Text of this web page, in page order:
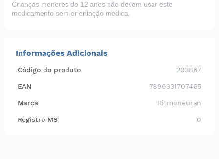
Crianças menores de 12 anos não devem usar este
medicamento sem orientação médica.
Informações Adicionais
Código do produto 203867
EAN 7896331707465
Marca Ritmoneuran
Registro MS 0